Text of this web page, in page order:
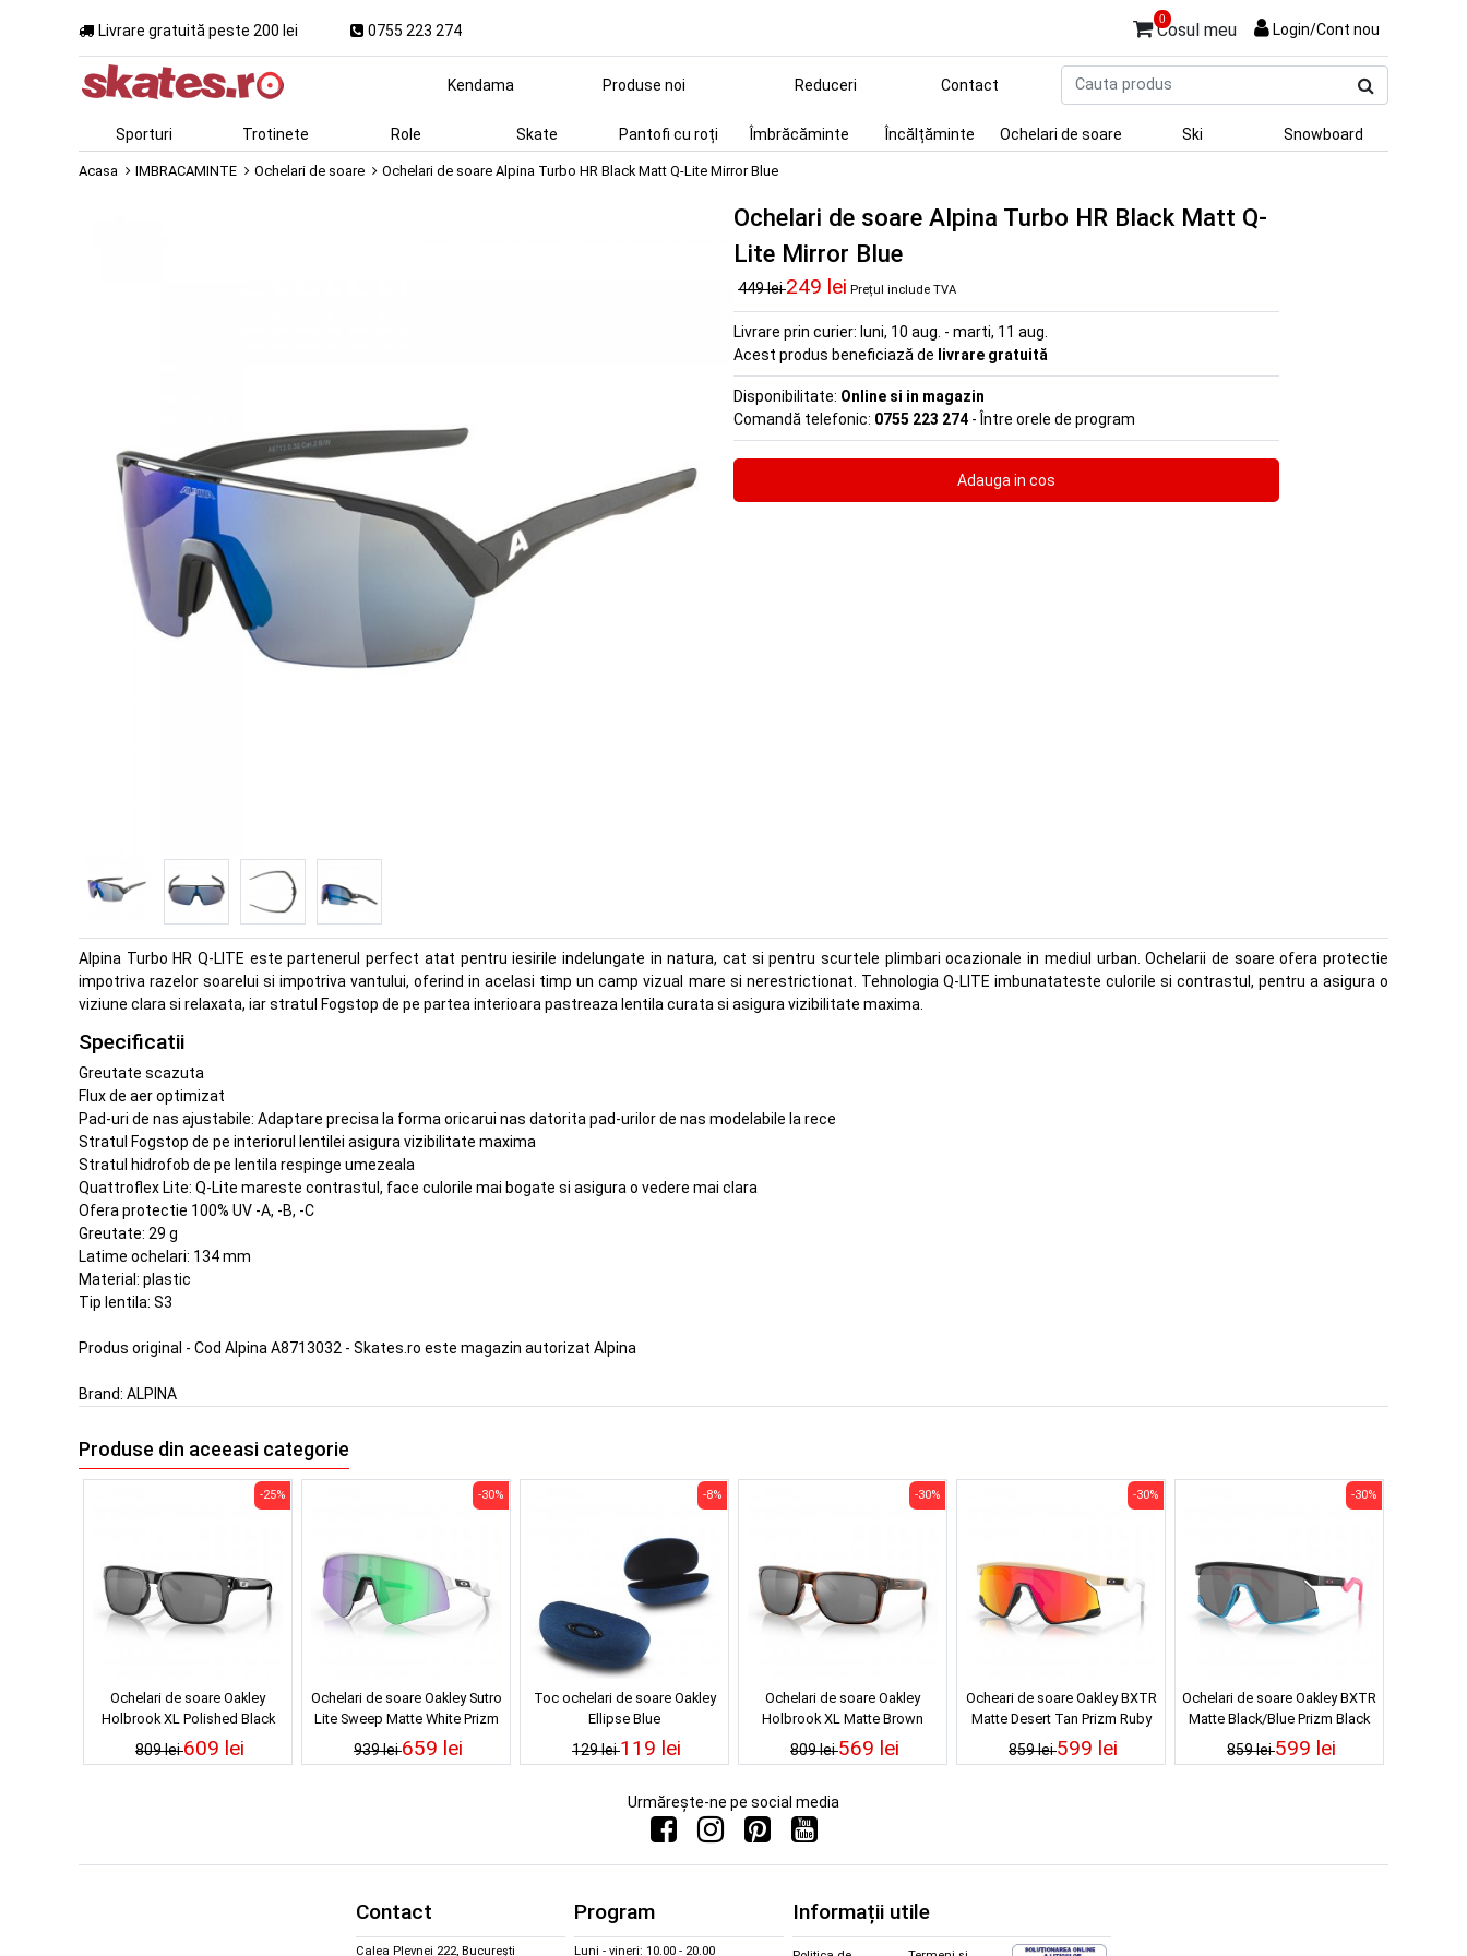
Livrare gratuită peste 200 lei 0755 223 274
0
Cosul meu Login/Cont nou
produs
Kendama Produse noi Reduceri Contact
Sporturi Trotinete Role Skate Pantofi cu roți Îmbrăcăminte Încălțăminte Ochelari de soare Ski Snowboard
Acasa IMBRACAMINTE Ochelari de soare Ochelari de soare Alpina Turbo HR Black Matt Q-Lite Mirror Blue
Ochelari de soare Alpina Turbo HR Black Matt Q-
Lite Mirror Blue
449 lei249 lei Prețul include TVA
Livrare prin curier: luni, 10 aug. - marti, 11 aug.
Acest produs beneficiază de livrare gratuită
Disponibilitate: Online si in magazin
Comandă telefonic: 0755 223 274 - Între orele de program
Alpina Turbo HR Q-LITE este partenerul perfect atat pentru iesirile indelungate in natura, cat si pentru scurtele plimbari ocazionale in mediul urban. Ochelarii de soare ofera protectie
impotriva razelor soarelui si impotriva vantului, oferind in acelasi timp un camp vizual mare si nerestrictionat. Tehnologia Q-LITE imbunatateste culorile si contrastul, pentru a asigura o
viziune clara si relaxata, iar stratul Fogstop de pe partea interioara pastreaza lentila curata si asigura vizibilitate maxima.
Specificatii
Greutate scazuta
Flux de aer optimizat
Pad-uri de nas ajustabile: Adaptare precisa la forma oricarui nas datorita pad-urilor de nas modelabile la rece
Stratul Fogstop de pe interiorul lentilei asigura vizibilitate maxima
Stratul hidrofob de pe lentila respinge umezeala
Quattroflex Lite: Q-Lite mareste contrastul, face culorile mai bogate si asigura o vedere mai clara
Ofera protectie 100% UV -A, -B, -C
Greutate: 29 g
Latime ochelari: 134 mm
Material: plastic
Tip lentila: S3
Produs original - Cod Alpina A8713032 - Skates.ro este magazin autorizat Alpina
Brand: ALPINA
Produse din aceeasi categorie
Ochelari de soare Oakley
Holbrook XL Polished Black
Prizm Black
809 lei
-25%
609 lei
Ochelari de soare Oakley Sutro
Lite Sweep Matte White Prizm
Road Jade
939 lei
-30%
659 lei
Toc ochelari de soare Oakley
Ellipse Blue
129 lei
-8%
119 lei
Ochelari de soare Oakley
Holbrook XL Matte Brown
Tortoise Prizm Black
809 lei
-30%
569 lei
Ocheari de soare Oakley BXTR
Matte Desert Tan Prizm Ruby
859 lei
-30%
599 lei
Ochelari de soare Oakley BXTR
Matte Black/Blue Prizm Black
859 lei
-30%
599 lei
Urmărește-ne pe social media
Contact
Calea Plevnei 222, București
Program
Luni - vineri: 10.00 - 20.00
Informații utile